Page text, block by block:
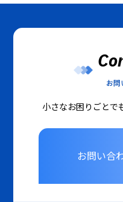
お問
小さなお困りごとで
お問い合